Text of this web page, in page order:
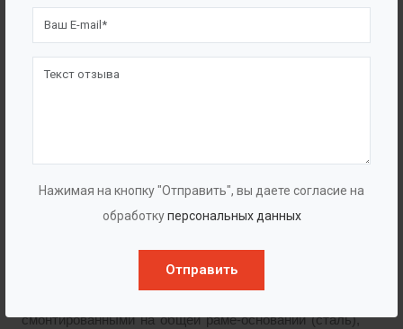
Нажимая на кнопку "Отправить", вы даете согласие на
обработкуперсональных данных
Отправить
благодаря изменению производительности насосных
осуществляется следующим образом: один
Станции пожаротушения (СПТ)
пожаротушения «BAZMAN СПТ-Ф» укомплектована
насосными агрегатамиCNP, или ГУДДИ,
смонтированными на общей раме-основании (сталь),